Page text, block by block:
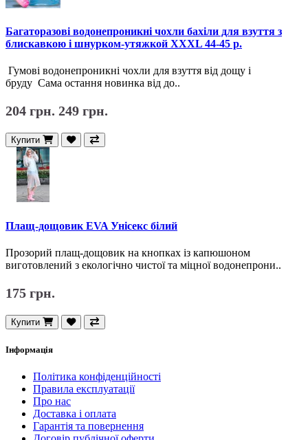
Багаторазові водонепроникні чохли бахіли для взуття з
блискавкою і шнурком-утяжкой XXХL 44-45 р.
Гумові водонепроникні чохли для взуття від дощу і
бруду Сама остання новинка від до..
204 грн. 249 грн.
Купити
Плащ-дощовик EVA Унісекс білий
Прозорий плащ-дощовик на кнопках із капюшоном
виготовлений з екологічно чистої та міцної водонепрони..
175 грн.
Купити
Інформація
Політика конфіденційності
Правила експлуатації
Про нас
Доставка і оплата
Гарантія та повернення